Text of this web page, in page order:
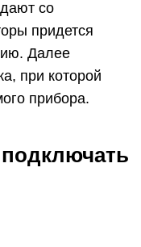
где
при
не